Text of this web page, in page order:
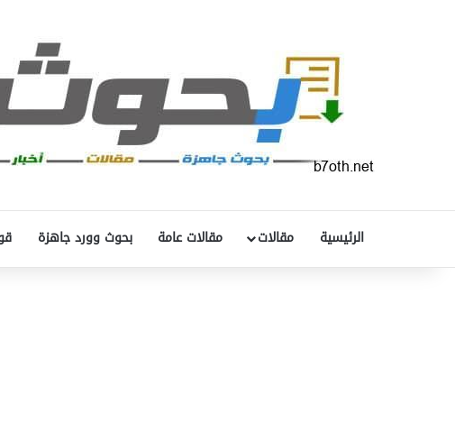
الرئيسية مقالات مقالات عامة بحوث وورد جاهزة